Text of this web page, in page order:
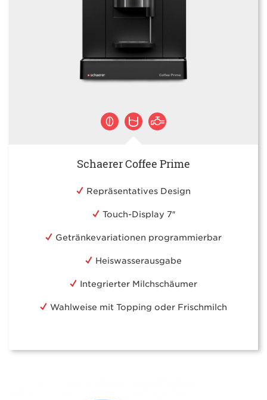
Schaerer Coffee Prime
Repräsentatives Design
Touch-Display 7″
Getränkevariationen programmierbar
Heiswasserausgabe
Integrierter Milchschäumer
Wahlweise mit Topping oder Frischmilch